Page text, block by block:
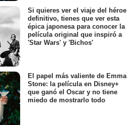
Si quieres ver el viaje del héroe
definitivo, tienes que ver esta
épica japonesa para conocer la
película original que inspiró a
'Star Wars' y 'Bichos'
El papel más valiente de Emma
Stone: la película en Disney+
que ganó el Oscar y no tiene
miedo de mostrarlo todo